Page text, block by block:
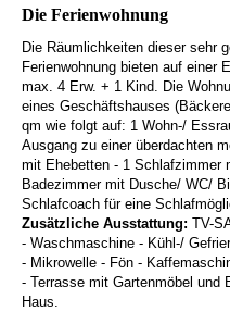
Die Ferienwohnung
Die Räumlichkeiten dieser sehr
Ferienwohnung bieten auf einer
max. 4 Erw. + 1 Kind. Die
eines Geschäftshauses
qm wie folgt auf: 1 Wohn-/
Ausgang zu einer überdachten
mit Ehebetten - 1
Badezimmer mit Dusche/ WC/
Schlafcoach für eine
Zusätzliche Ausstattung: TV-
- Waschmaschine - Kühl-/
- Mikrowelle - Fön -
- Terrasse mit Gartenmöbel und
Haus.